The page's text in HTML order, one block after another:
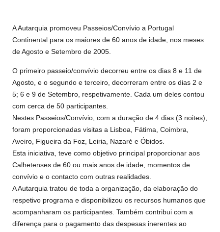
A Autarquia promoveu Passeios/Convívio a Portugal
Continental para os maiores de 60 anos de idade, nos meses
de Agosto e Setembro de 2005.
O primeiro passeio/convívio decorreu entre os dias 8 e 11 de
Agosto, e o segundo e terceiro, decorreram entre os dias 2 e
5; 6 e 9 de Setembro, respetivamente. Cada um deles contou
com cerca de 50 participantes.
Nestes Passeios/Convívio, com a duração de 4 dias (3 noites),
foram proporcionadas visitas a Lisboa, Fátima, Coimbra,
Aveiro, Figueira da Foz, Leiria, Nazaré e Óbidos.
Esta iniciativa, teve como objetivo principal proporcionar aos
Calhetenses de 60 ou mais anos de idade, momentos de
convívio e o contacto com outras realidades.
A Autarquia tratou de toda a organização, da elaboração do
respetivo programa e disponibilizou os recursos humanos que
acompanharam os participantes. Também contribui com a
diferença para o pagamento das despesas inerentes ao